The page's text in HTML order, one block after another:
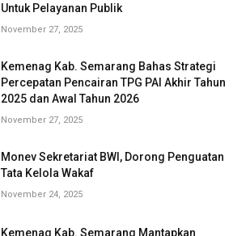
Untuk Pelayanan Publik
November 27, 2025
Kemenag Kab. Semarang Bahas Strategi
Percepatan Pencairan TPG PAI Akhir Tahun
2025 dan Awal Tahun 2026
November 27, 2025
Monev Sekretariat BWI, Dorong Penguatan
Tata Kelola Wakaf
November 24, 2025
Kemenag Kab. Semarang Mantapkan